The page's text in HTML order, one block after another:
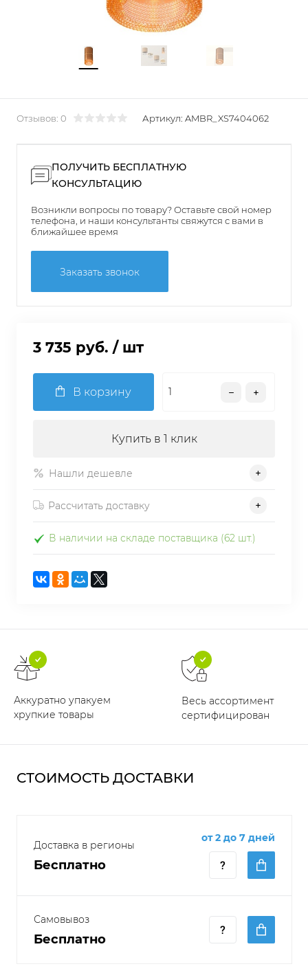
Отзывов: 0 Артикул: AMBR_XS7404062
ПОЛУЧИТЬ БЕСПЛАТНУЮ
КОНСУЛЬТАЦИЮ
Возникли вопросы по товару? Оставьте свой номер
телефона, и наши консультанты свяжутся с вами в
ближайшее время
Заказать звонок
3 735 руб. / шт
В корзину
Купить в 1 клик
Нашли дешевле
Рассчитать доставку
В наличии на складе поставщика (62 шт.)
Аккуратно упакуем
хрупкие товары
Весь ассортимент
сертифицирован
СТОИМОСТЬ ДОСТАВКИ
Доставка в регионы
Бесплатно
от 2 до 7 дней
Самовывоз
Бесплатно